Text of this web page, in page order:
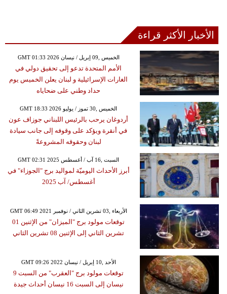
الأخبار الأكثر قراءة
GMT 01:33 2026 الخميس ,09 إبريل / نيسان
الأمم المتحدة تدعو إلى تحقيق دولي في
الغارات الإسرائيلية و لبنان يعلن الخميس يوم
حداد وطني على ضحاياه
GMT 18:33 2026 الخميس ,30 تموز / يوليو
أردوغان يرحب بالرئيس اللبناني جوزاف عون
في أنقرة ويؤكد على وقوفه إلى جانب سيادة
لبنان وحقوقه المشروعةً
GMT 02:31 2025 السبت ,16 آب / أغسطس
أبرز الأحداث اليوميّة لمواليد برج "الجوزاء" في
أغسطس/ آب 2025
GMT 06:49 2021 الأربعاء ,03 تشرين الثاني / نوفمبر
توقعات مولود برج "الميزان" من الإثنين 01
تشرين الثاني إلى الإثنين 08 تشرين الثاني
GMT 09:26 2022 الأحد ,10 إبريل / نيسان
توقعات مولود برج "العقرب" من السبت 9
نيسان إلى السبت 16 نيسان أحداث جيدة